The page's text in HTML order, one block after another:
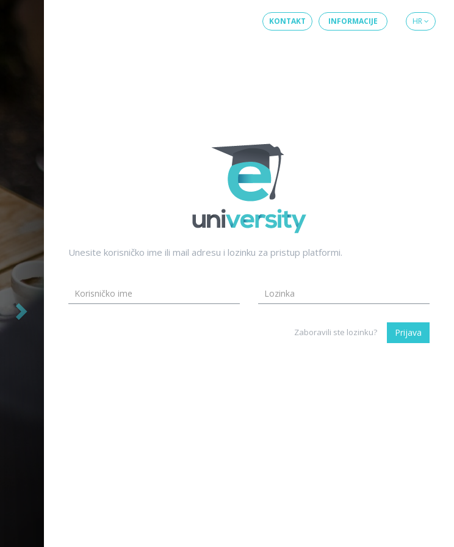
HR
INFORMACIJE
KONTAKT
Unesite korisničko ime ili mail adresu i lozinku za pristup platformi.
Zaboravili ste lozinku? Prijava